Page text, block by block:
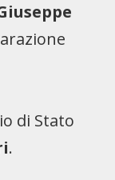
di Stato
.